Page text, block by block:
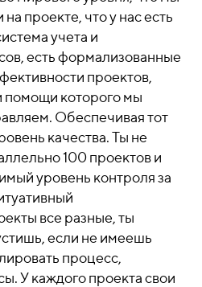
проекте, что у нас есть
учета и
есть формализованные
проектов,
помощи которого мы
Обеспечивая тот
качества. Ты не
100 проектов и
уровень контроля за
все разные, ты
если не имеешь
процесс,
У каждого проекта свои